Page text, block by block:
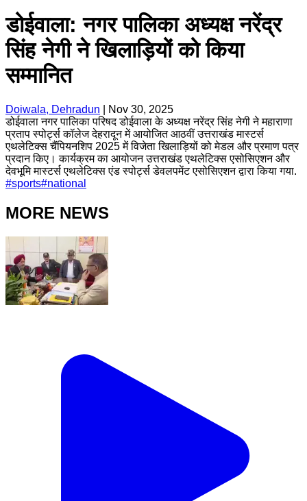
डोईवाला: नगर पालिका अध्यक्ष नरेंद्र
सिंह नेगी ने खिलाड़ियों को किया
सम्मानित
Doiwala, Dehradun
Nov 30, 2025
डोईवाला नगर पालिका परिषद डोईवाला के अध्यक्ष नरेंद्र सिंह नेगी ने महाराणा
प्रताप स्पोर्ट्स कॉलेज देहरादून में आयोजित आठवीं उत्तराखंड मास्टर्स
एथलेटिक्स चैंपियनशिप 2025 में विजेता खिलाड़ियों को मेडल और प्रमाण पत्र
प्रदान किए। कार्यक्रम का आयोजन उत्तराखंड एथलेटिक्स एसोसिएशन और
देवभूमि मास्टर्स एथलेटिक्स एंड स्पोर्ट्स डेवलपमेंट एसोसिएशन द्वारा किया गया.
#sports#national
MORE NEWS